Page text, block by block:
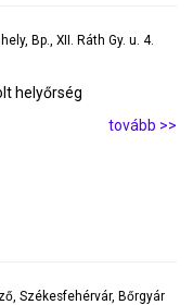
Bp., XII. Ráth Gy. u. 4.
helyőrség
tovább >>
Székesfehérvár, Bőrgyár